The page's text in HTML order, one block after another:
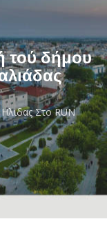
τού δήμου
Στο RUN